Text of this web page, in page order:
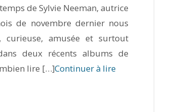
de Sylvie Neeman, autrice
de novembre dernier nous
curieuse, amusée et surtout
deux récents albums de
lire […]Continuer à lire